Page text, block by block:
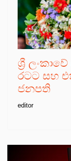
ශ්‍රී
රටට සහ
ජනපති
editor